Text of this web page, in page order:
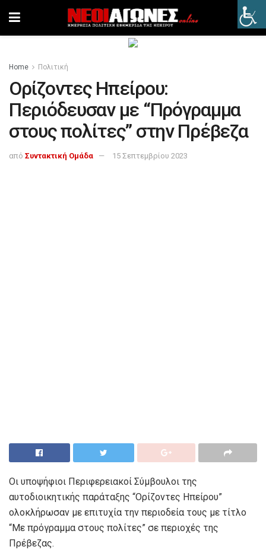
Home Πολιτική
Ορίζοντες Ηπείρου:
Περιόδευσαν με “Πρόγραμμα
στους πολίτες” στην Πρέβεζα
από Συντακτική Ομάδα 15 Σεπτεμβρίου 2023
Οι υποψήφιοι Περιφερειακοί Σύμβουλοι της
αυτοδιοικητικής παράταξης “Ορίζοντες Ηπείρου”
ολοκλήρωσαν με επιτυχία την περιοδεία τους με τίτλο
“Με πρόγραμμα στους πολίτες” σε περιοχές της
Πρέβεζας.